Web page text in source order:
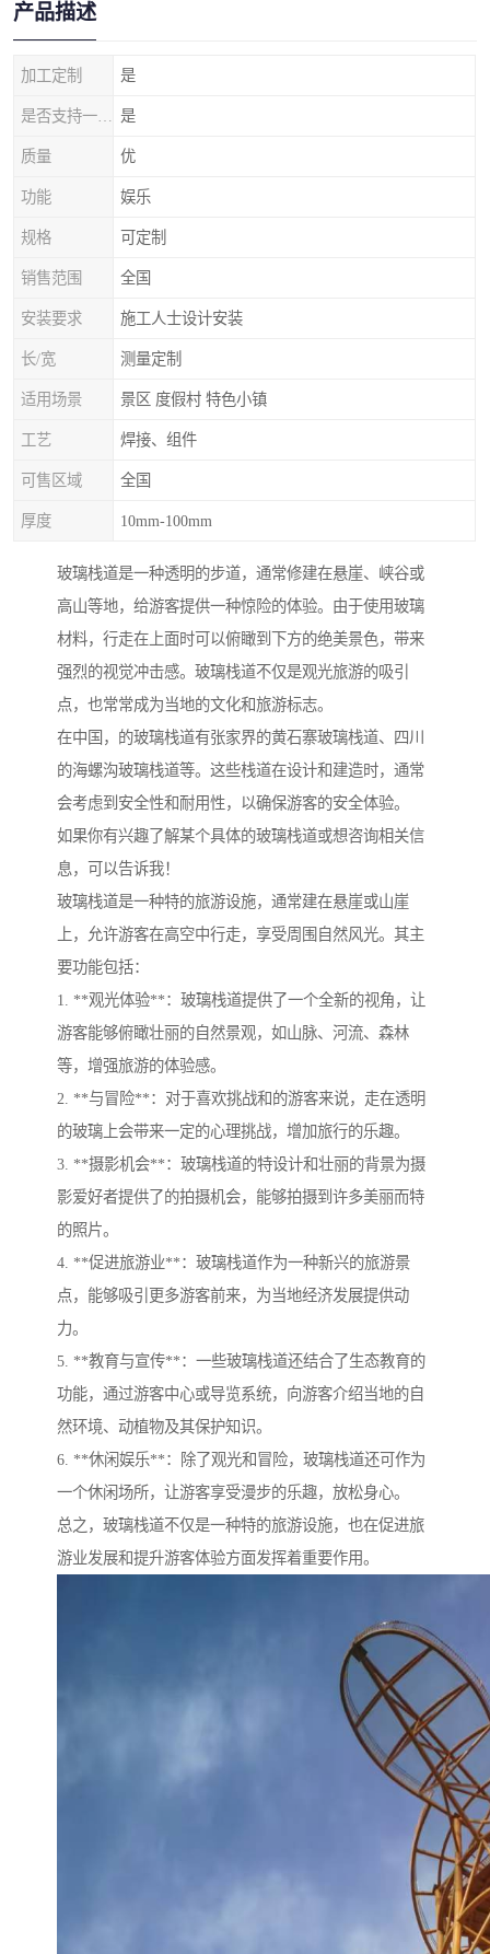
产品描述
加工定制 是
是
质量 优
功能 娱乐
规格 可定制
销售范围 全国
安装要求 施工人士设计安装
长/宽 测量定制
适用场景 景区 度假村 特色小镇
工艺 焊接、组件
可售区域 全国
厚度 10mm-100mm
玻璃栈道是一种透明的步道，通常修建在悬崖、峡谷或
高山等地，给游客提供一种惊险的体验。由于使用玻璃
材料，行走在上面时可以俯瞰到下方的绝美景色，带来
强烈的视觉冲击感。玻璃栈道不仅是观光旅游的吸引
点，也常常成为当地的文化和旅游标志。
在中国，的玻璃栈道有张家界的黄石寨玻璃栈道、四川
的海螺沟玻璃栈道等。这些栈道在设计和建造时，通常
会考虑到安全性和耐用性，以确保游客的安全体验。
如果你有兴趣了解某个具体的玻璃栈道或想咨询相关信
息，可以告诉我！
玻璃栈道是一种特的旅游设施，通常建在悬崖或山崖
上，允许游客在高空中行走，享受周围自然风光。其主
要功能包括：
1. **观光体验**：玻璃栈道提供了一个全新的视角，让
游客能够俯瞰壮丽的自然景观，如山脉、河流、森林
等，增强旅游的体验感。
2. **与冒险**：对于喜欢挑战和的游客来说，走在透明
的玻璃上会带来一定的心理挑战，增加旅行的乐趣。
3. **摄影机会**：玻璃栈道的特设计和壮丽的背景为摄
影爱好者提供了的拍摄机会，能够拍摄到许多美丽而特
的照片。
4. **促进旅游业**：玻璃栈道作为一种新兴的旅游景
点，能够吸引更多游客前来，为当地经济发展提供动
力。
5. **教育与宣传**：一些玻璃栈道还结合了生态教育的
功能，通过游客中心或导览系统，向游客介绍当地的自
然环境、动植物及其保护知识。
6. **休闲娱乐**：除了观光和冒险，玻璃栈道还可作为
一个休闲场所，让游客享受漫步的乐趣，放松身心。
总之，玻璃栈道不仅是一种特的旅游设施，也在促进旅
游业发展和提升游客体验方面发挥着重要作用。